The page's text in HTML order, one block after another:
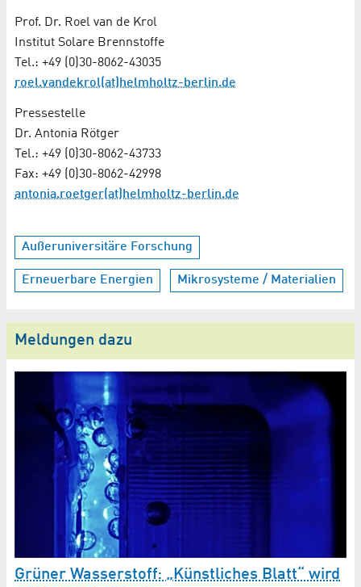
Prof. Dr. Roel van de Krol
Institut Solare Brennstoffe
Tel.: +49 (0)30-8062-43035
roel.vandekrol(at)helmholtz-berlin.de
Pressestelle
Dr. Antonia Rötger
Tel.: +49 (0)30-8062-43733
Fax: +49 (0)30-8062-42998
antonia.roetger(at)helmholtz-berlin.de
Außeruniversitäre Forschung
Erneuerbare Energien Mikrosysteme / Materialien
Meldungen dazu
Grüner Wasserstoff: „Künstliches Blatt“ wird